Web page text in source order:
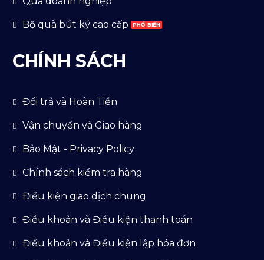
Bộ quà bút ký cao cấp
CHÍNH SÁCH
Đổi trả và Hoàn Tiền
Vận chuyển và Giao hàng
Bảo Mật - Privacy Policy
Chính sách kiểm tra hàng
Điều kiện giao dịch chung
Điều khoản và Điều kiện thanh toán
Điểu khoản và Điều kiện lập hóa đơn